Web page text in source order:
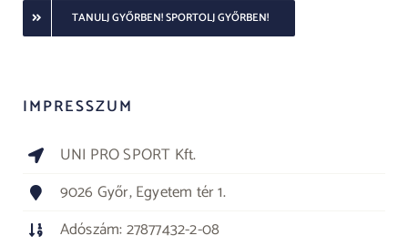
TANULJ GYŐRBEN! SPORTOLJ GYŐRBEN!
IMPRESSZUM
UNI PRO SPORT Kft.
9026 Győr, Egyetem tér 1.
Adószám: 27877432-2-08